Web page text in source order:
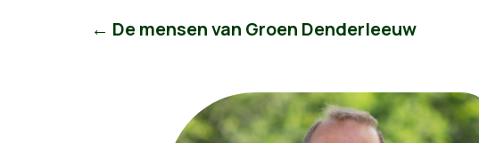
← De mensen van Groen Denderleeuw